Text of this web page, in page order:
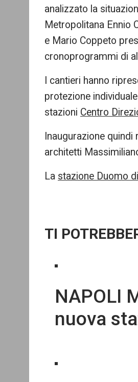
analizzato la
Metropolitana Ennio
e Mario Coppeto
cronoprogrammi di
I cantieri hanno
protezione
stazioni Centro
Inaugurazione
architetti
La stazione Duomo
TI
NAPOLI
nuova